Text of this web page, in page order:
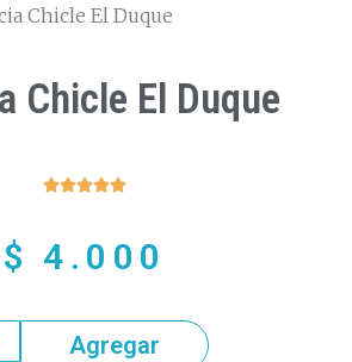
Chicle El Duque
Chicle El Duque

$ 4.000
Agregar